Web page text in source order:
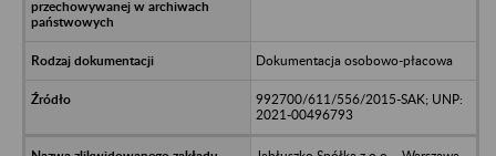
Dokumentacja osobowo-płacowa
992700/611/556/2015-SAK; UNP:
2021-00496793